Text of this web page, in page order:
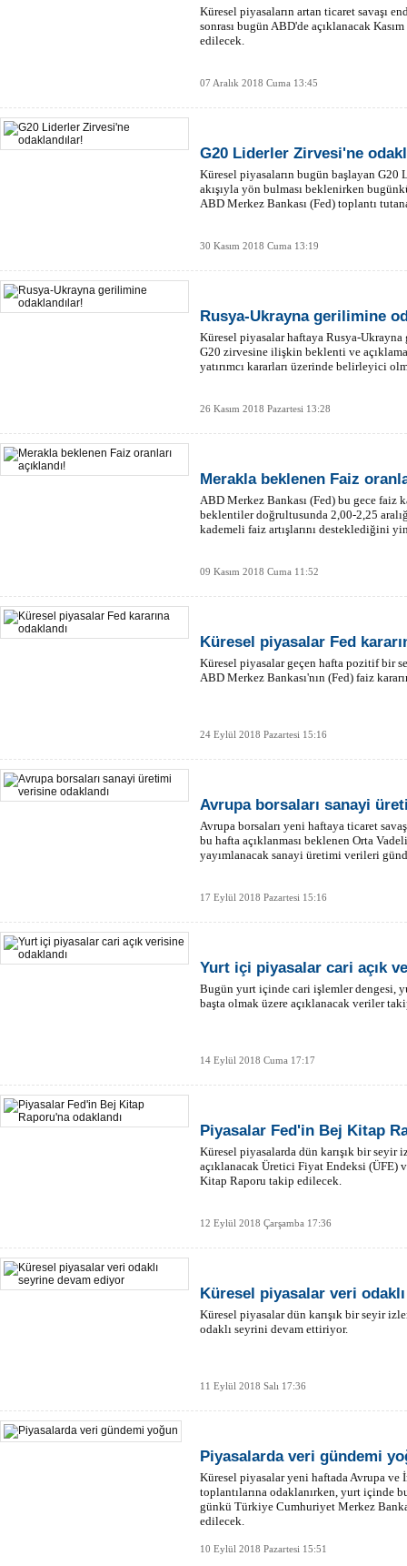
Küresel piyasaların artan ticaret savaşı
sonrası bugün ABD'de açıklanacak
edilecek.
07 Aralık 2018 Cuma 13:45
G20 Liderler Zirvesi'ne
Küresel piyasaların bugün başlayan
akışıyla yön bulması beklenirken
ABD Merkez Bankası (Fed) toplantı
30 Kasım 2018 Cuma 13:19
Rusya-Ukrayna gerilimine
Küresel piyasalar haftaya Rusya-
G20 zirvesine ilişkin beklenti ve
yatırımcı kararları üzerinde belirleyici
26 Kasım 2018 Pazartesi 13:28
Merakla beklenen Faiz
ABD Merkez Bankası (Fed) bu gece faiz
beklentiler doğrultusunda 2,00-2,25
kademeli faiz artışlarını desteklediğini
09 Kasım 2018 Cuma 11:52
Küresel piyasalar Fed
Küresel piyasalar geçen hafta pozitif bir
ABD Merkez Bankası'nın (Fed) faiz
24 Eylül 2018 Pazartesi 15:16
Avrupa borsaları sanayi
Avrupa borsaları yeni haftaya ticaret
bu hafta açıklanması beklenen Orta
yayımlanacak sanayi üretimi verileri
17 Eylül 2018 Pazartesi 15:16
Yurt içi piyasalar cari açık
Bugün yurt içinde cari işlemler dengesi,
başta olmak üzere açıklanacak veriler
14 Eylül 2018 Cuma 17:17
Piyasalar Fed'in Bej Kitap
Küresel piyasalarda dün karışık bir seyir
açıklanacak Üretici Fiyat Endeksi (ÜFE)
Kitap Raporu takip edilecek.
12 Eylül 2018 Çarşamba 17:36
Küresel piyasalar veri
Küresel piyasalar dün karışık bir seyir
odaklı seyrini devam ettiriyor.
11 Eylül 2018 Salı 17:36
Piyasalarda veri gündemi
Küresel piyasalar yeni haftada Avrupa ve
toplantılarına odaklanırken, yurt içinde
günkü Türkiye Cumhuriyet Merkez
edilecek.
10 Eylül 2018 Pazartesi 15:51